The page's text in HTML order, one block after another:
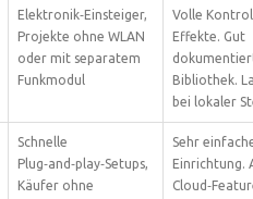
Elektronik‑Einsteiger,
Projekte ohne WLAN
oder mit separatem
Funkmodul
Volle
Effekte. Gut
Bibliothek.
bei lokaler
Schnelle
Plug‑and‑play‑Setups,
Käufer ohne
Sehr
Einrichtung.